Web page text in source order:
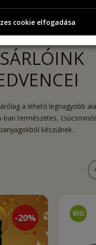
a lehető legnagyobb
ban természetes,
készülnek.
-20%
cookie elfogadása